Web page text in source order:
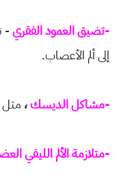
-تضيق العمود الفقري-
إلى ألم الأعصاب.
-مشاكل الديسك، مثل
-متلازمة الألم الليفي